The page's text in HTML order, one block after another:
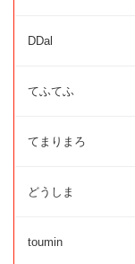
DDal
てふてふ
てまりまろ
どうしま
toumin